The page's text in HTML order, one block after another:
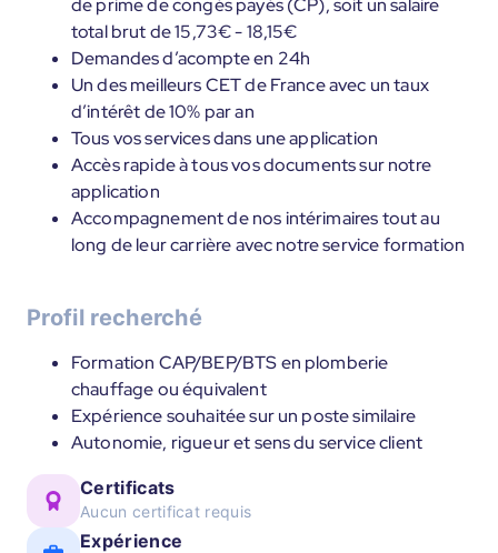
de prime de congés payés (CP), soit un salaire
total brut de 15,73€ - 18,15€
Demandes d’acompte en 24h
Un des meilleurs CET de France avec un taux
d’intérêt de 10% par an
Tous vos services dans une application
Accès rapide à tous vos documents sur notre
application
Accompagnement de nos intérimaires tout au
long de leur carrière avec notre service formation
Profil recherché
Formation CAP/BEP/BTS en plomberie
chauffage ou équivalent
Expérience souhaitée sur un poste similaire
Autonomie, rigueur et sens du service client
Certificats
Aucun certificat requis
Expérience